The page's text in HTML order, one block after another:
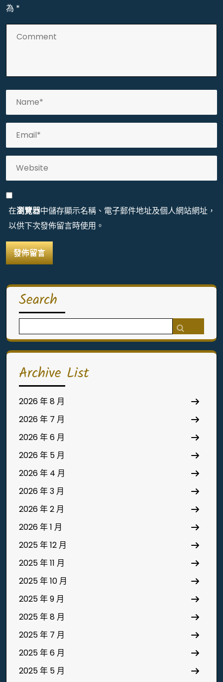
為 *
在瀏覽器中儲存顯示名稱、電子郵件地址及個人網站網址，
以供下次發佈留言時使用。
Search
for:
Archive List
2026 年 8 月
2026 年 7 月
2026 年 6 月
2026 年 5 月
2026 年 4 月
2026 年 3 月
2026 年 2 月
2026 年 1 月
2025 年 12 月
2025 年 11 月
2025 年 10 月
2025 年 9 月
2025 年 8 月
2025 年 7 月
2025 年 6 月
2025 年 5 月